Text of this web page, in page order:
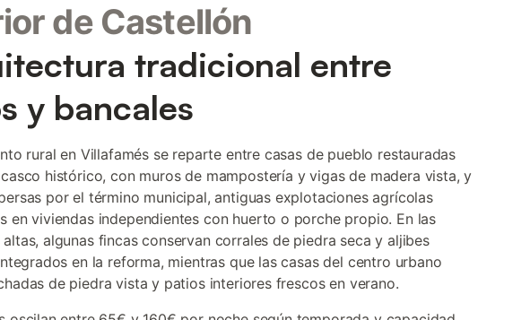
de Castellón
tradicional entre
y bancales
rural en Villafamés se reparte entre casas de pueblo restauradas
histórico, con muros de mampostería y vigas de madera vista, y
por el término municipal, antiguas explotaciones agrícolas
en viviendas independientes con huerto o porche propio. En las
altas, algunas fincas conservan corrales de piedra seca y aljibes
en la reforma, mientras que las casas del centro urbano
de piedra vista y patios interiores frescos en verano.